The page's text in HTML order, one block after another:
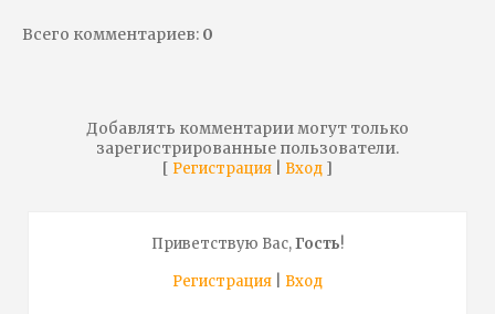
Всего комментариев: 0
Добавлять комментарии могут только
зарегистрированные пользователи.
[ Регистрация Вход ]
Приветствую Вас,Гость!
Регистрация
Вход